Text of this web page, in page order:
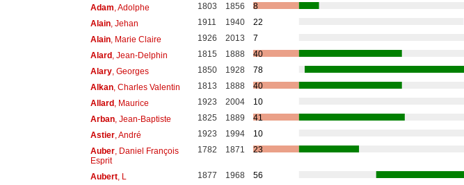
Adam, Adolphe 1803 1856
8
Alain, Jehan 1911 1940
22
Alain, Marie Claire 1926 2013
7
Alard , Jean-Delphin 1815 1888
40
Alary, Georges 1850 1928
78
Alkan, Charles Valentin 1813 1888
40
Allard , Maurice 1923 2004
10
Arban, Jean-Baptiste 1825 1889
41
Astier, André 1923 1994
10
Auber, Daniel François
Esprit
1782 1871 23
Aubert, L 1877 1968
56